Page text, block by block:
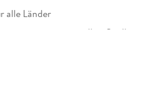
alle Länder
verantwortungsvollen Quellen
Küche, im Wohn- oder